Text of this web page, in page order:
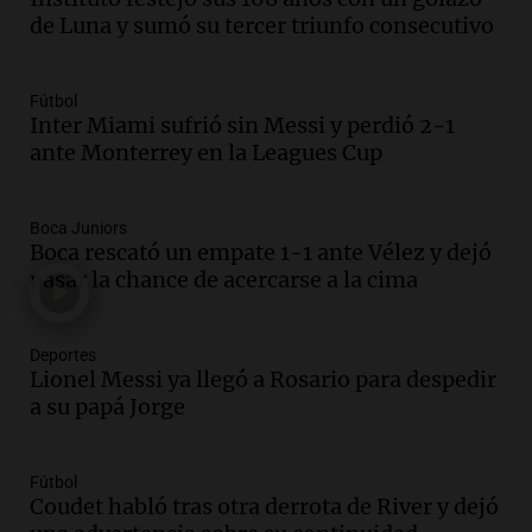
Messi hubiera llegado adonde llegó"
Audio.El orgullo y el sueño argentino de
Jorge Messi en una entrevista con Rony
Episodios
Audio.El abuelo de Agostina Vega, tras
Una mañana para todos
Episodios
Audio.Una nutricionista derribó el mito
conviene priorizar
Una mañana para todos
Episodios
de Luna y sumó su tercer triunfo consecutivo
Fútbol
Inter Miami sufrió sin Messi y perdió 2-1
ante Monterrey en la Leagues Cup
Boca Juniors
Boca rescató un empate 1-1 ante Vélez y dejó
pasar la chance de acercarse a la cima
Deportes
Lionel Messi ya llegó a Rosario para despedir
a su papá Jorge
Fútbol
Coudet habló tras otra derrota de River y dejó